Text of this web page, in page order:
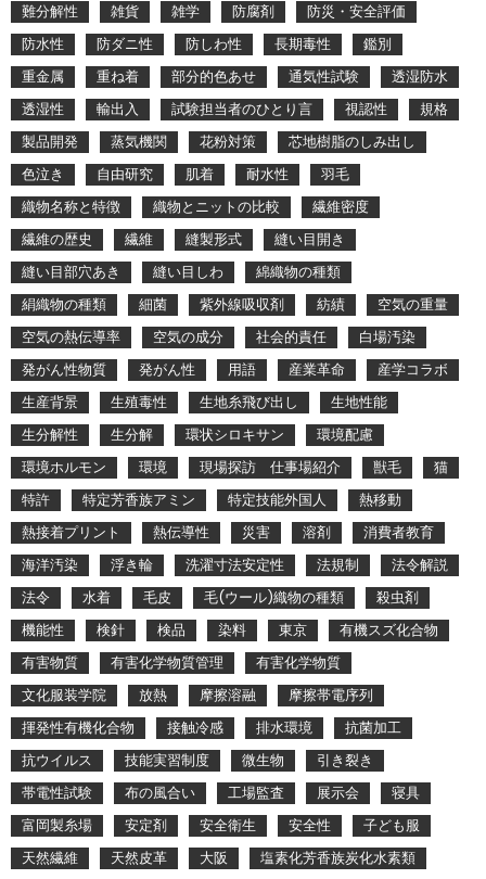
難分解性
雑貨 雑学 防腐剤
防災・安全評価
防水性
防ダニ性 防しわ性 長期毒性
鑑別
重金属
重ね着 部分的色あせ 通気性試験
透湿防水
透湿性
輸出入 試験担当者のひとり言 視認性
規格
製品開発
蒸気機関 花粉対策
芯地樹脂のしみ出し
色泣き
自由研究 肌着 耐水性
羽毛
織物名称と特徴
織物とニットの比較
繊維密度
繊維の歴史
繊維 縫製形式
縫い目開き
縫い目部穴あき
縫い目しわ
綿織物の種類
絹織物の種類
細菌 紫外線吸収剤 紡績
空気の重量
空気の熱伝導率
空気の成分 社会的責任
白場汚染
発がん性物質
発がん性 用語 産業革命
産学コラボ
生産背景
生殖毒性 生地糸飛び出し
生地性能
生分解性
生分解 環状シロキサン
環境配慮
環境ホルモン
環境 現場探訪 仕事場紹介 獣毛
猫
特許
特定芳香族アミン 特定技能外国人
熱移動
熱接着プリント
熱伝導性 災害 溶剤
消費者教育
海洋汚染
浮き輪 洗濯寸法安定性 法規制
法令解説
法令
水着 毛皮 毛(ウール)織物の種類
殺虫剤
機能性
検針 検品 染料 東京
有機スズ化合物
有害物質
有害化学物質管理
有害化学物質
文化服装学院
放熱 摩擦溶融
摩擦帯電序列
揮発性有機化合物
接触冷感 排水環境
抗菌加工
抗ウイルス
技能実習制度 微生物
引き裂き
帯電性試験
布の風合い 工場監査 展示会
寝具
富岡製糸場
安定剤 安全衛生 安全性
子ども服
天然繊維
天然皮革 大阪
塩素化芳香族炭化水素類